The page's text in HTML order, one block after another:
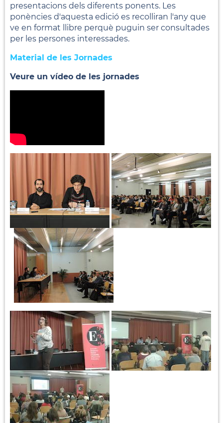
presentacions dels diferents ponents. Les
ponències d'aquesta edició es recolliran l'any que
ve en format llibre perquè puguin ser consultades
per les persones interessades.
Material de les Jornades
Veure un vídeo de les jornades